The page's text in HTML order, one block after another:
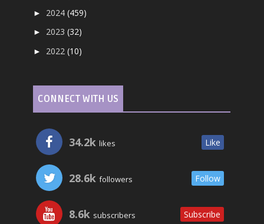
► 2024(459)
► 2023(32)
► 2022(10)
CONNECT WITH US
34.2k likes Like
28.6k followers Follow
8.6k subscribers Subscribe